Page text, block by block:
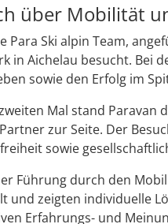
über Mobilität
Para Ski alpin Team,
in Aichelau besucht. Bei
sowie den Erfolg im
Mal stand Paravan
zur Seite. Der
sowie
Führung durch den
und zeigten individuelle
Erfahrungs- und